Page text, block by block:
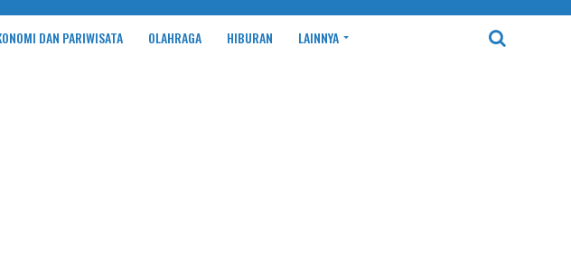
DAN PARIWISATA OLAHRAGA HIBURAN LAINNYA